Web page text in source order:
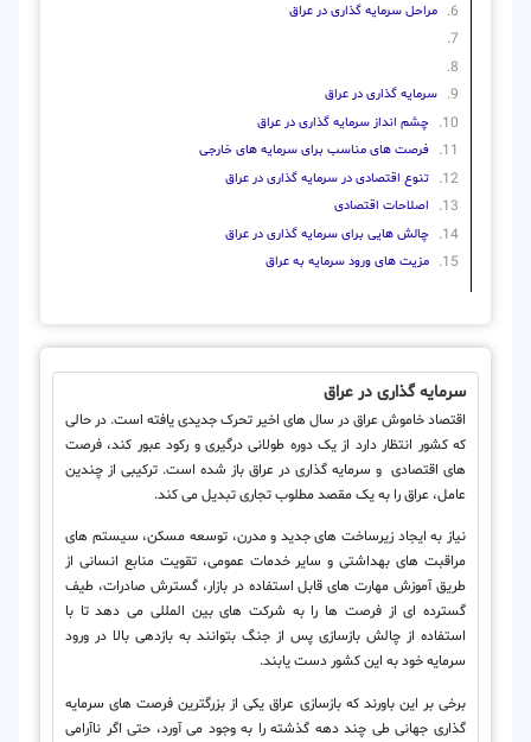
مراحل سرمایه گذاری در عراق
سرمایه گذاری در عراق
چشم انداز سرمایه گذاری در عراق
فرصت های مناسب برای سرمایه های خارجی
تنوع اقتصادی در سرمایه گذاری در عراق
اصلاحات اقتصادی
چالش هایی برای سرمایه گذاری در عراق
مزیت های ورود سرمایه به عراق
سرمایه گذاری در عراق
اقتصاد خاموش عراق در سال های اخیر تحرک جدیدی یافته است. در حالی
که کشور انتظار دارد از یک دوره طولانی درگیری و رکود عبور کند، فرصت
های اقتصادی و سرمایه گذاری در عراق باز شده است. ترکیبی از چندین
عامل، عراق را به یک مقصد مطلوب تجاری تبدیل می کند.
نیاز به ایجاد زیرساخت های جدید و مدرن، توسعه مسکن، سیستم های
مراقبت های بهداشتی و سایر خدمات عمومی، تقویت منابع انسانی از
طریق آموزش مهارت های قابل استفاده در بازار، گسترش صادرات، طیف
گسترده ای از فرصت ها را به شرکت های بین المللی می دهد تا با
استفاده از چالش بازسازی پس از جنگ بتوانند به بازدهی بالا در ورود
سرمایه خود به این کشور دست یابند.
برخی بر این باورند که بازسازی عراق یکی از بزرگترین فرصت های سرمایه
گذاری جهانی طی چند دهه گذشته را به وجود می آورد، حتی اگر ناآرامی